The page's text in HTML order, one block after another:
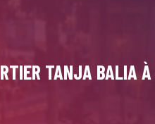
TANJA BALIA À